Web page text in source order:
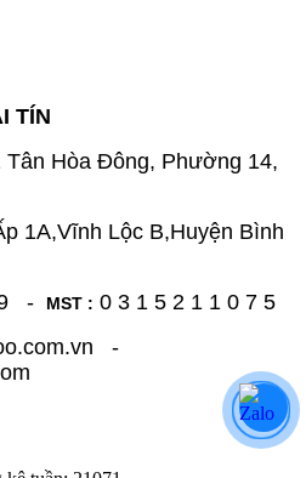
TÍN
Tân Hòa Đông, Phường 14,
1A,Vĩnh Lộc B,Huyện Bình
- MST : 0 3 1 5 2 1 1 0 7 5
-